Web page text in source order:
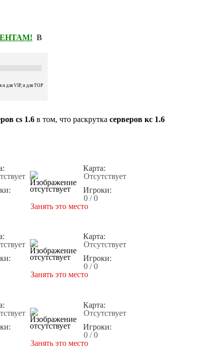
В
и для VIP, и для TOP
cs 1.6 в том, что раскрутка серверов кс 1.6
Карта:
Отсутствует
Игроки:
0 / 0
Занять это место
Карта:
Отсутствует
Игроки:
0 / 0
Занять это место
Карта:
Отсутствует
Игроки:
0 / 0
Занять это место